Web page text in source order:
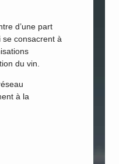
d’une part
consacrent à
du vin.
à la